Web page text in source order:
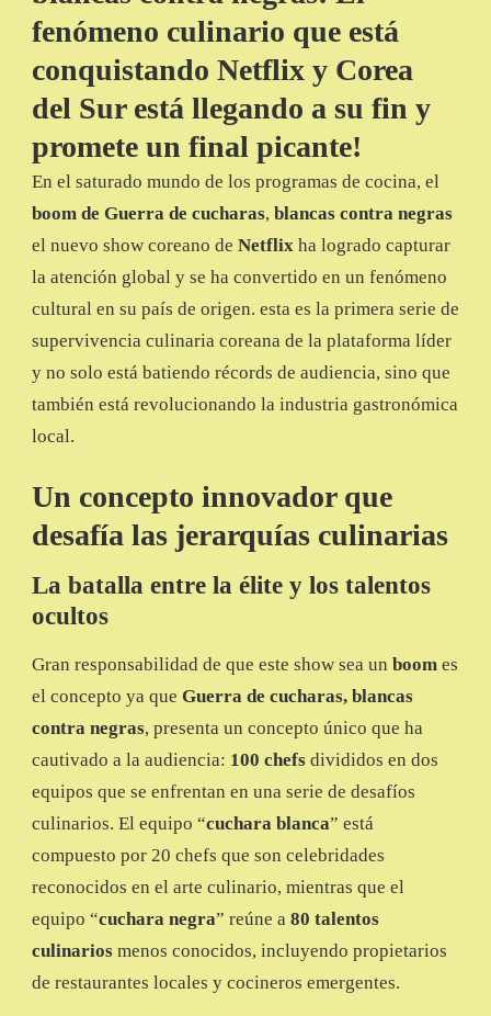
BLANCAS
NEGRAS
fenómeno culinario que está
conquistando Netflix y Corea
del Sur está llegando a su fin y
promete un final picante!
En el saturado mundo de los programas de cocina, el
boom de Guerra de cucharas, blancas contra negras
el nuevo show coreano de Netflix ha logrado capturar
la atención global y se ha convertido en un fenómeno
cultural en su país de origen. esta es la primera serie de
supervivencia culinaria coreana de la plataforma líder
y no solo está batiendo récords de audiencia, sino que
también está revolucionando la industria gastronómica
local.
Un concepto innovador que
desafía las jerarquías culinarias
La batalla entre la élite y los talentos
ocultos
Gran responsabilidad de que este show sea un boom es
el concepto ya que Guerra de cucharas, blancas
contra negras, presenta un concepto único que ha
cautivado a la audiencia: 100 chefs divididos en dos
equipos que se enfrentan en una serie de desafíos
culinarios. El equipo “cuchara blanca” está
compuesto por 20 chefs que son celebridades
reconocidos en el arte culinario, mientras que el
equipo “cuchara negra” reúne a 80 talentos
culinarios menos conocidos, incluyendo propietarios
de restaurantes locales y cocineros emergentes.